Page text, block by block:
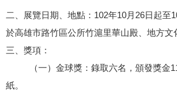
二、展覽日期、地點：102年10月26日起至
於高雄市路竹區公所竹滬里華山殿、地方文
三、獎項：
（一）金球獎：錄取六名，頒發獎金
紙。